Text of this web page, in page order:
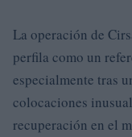
La operación de
perfila como un
especialmente tras
colocaciones
recuperación en el